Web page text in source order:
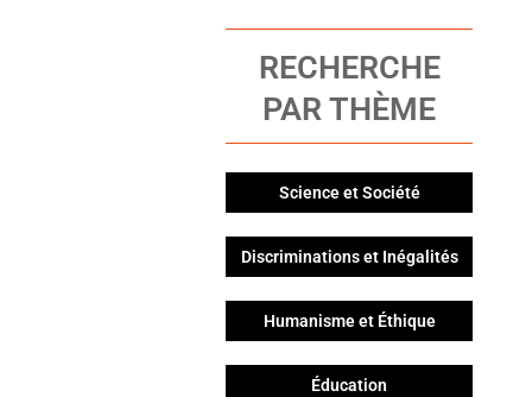
RECHERCHE
PAR THÈME
Science et Société
Discriminations et Inégalités
Humanisme et Éthique
Éducation